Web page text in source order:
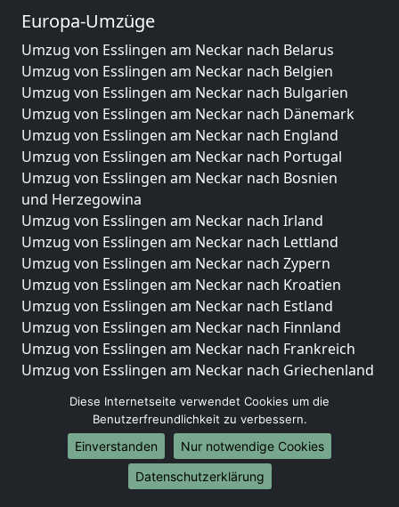
Europa-Umzüge
Umzug von Esslingen am Neckar nach Belarus
Umzug von Esslingen am Neckar nach Belgien
Umzug von Esslingen am Neckar nach Bulgarien
Umzug von Esslingen am Neckar nach Dänemark
Umzug von Esslingen am Neckar nach England
Umzug von Esslingen am Neckar nach Portugal
Umzug von Esslingen am Neckar nach Bosnien
und Herzegowina
Umzug von Esslingen am Neckar nach Irland
Umzug von Esslingen am Neckar nach Lettland
Umzug von Esslingen am Neckar nach Zypern
Umzug von Esslingen am Neckar nach Kroatien
Umzug von Esslingen am Neckar nach Estland
Umzug von Esslingen am Neckar nach Finnland
Umzug von Esslingen am Neckar nach Frankreich
Umzug von Esslingen am Neckar nach Griechenland
Umzug von Esslingen am Neckar nach Liechtenstein
Umzug von Esslingen am Neckar nach Luxemburg
Umzug von Esslingen am Neckar nach Niederlande
Umzug von Esslingen am Neckar nach Norwegen
Diese Internetseite verwendet Cookies um die
Benutzerfreundlichkeit zu verbessern.
Einverstanden
Nur notwendige Cookies
Datenschutzerklärung